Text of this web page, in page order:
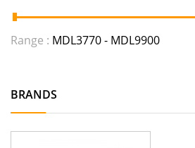
Range : MDL3770 - MDL9900
BRANDS